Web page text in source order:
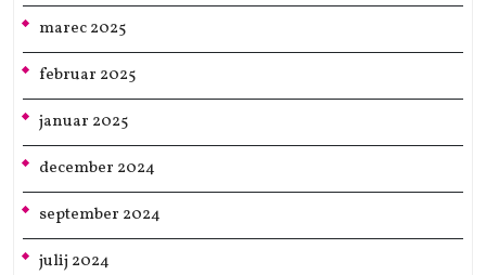
marec 2025
februar 2025
januar 2025
december 2024
september 2024
julij 2024